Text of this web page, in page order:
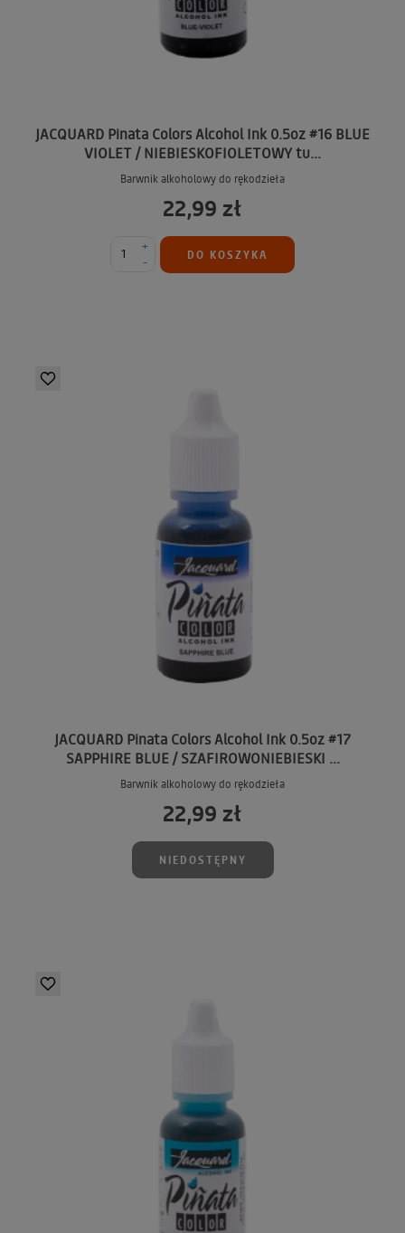
JACQUARD Pinata Colors Alcohol Ink 0.5oz #16 BLUE
VIOLET / NIEBIESKOFIOLETOWY tu...
Barwnik alkoholowy do rękodzieła
22,99 zł
-
+
DO KOSZYKA
JACQUARD Pinata Colors Alcohol Ink 0.5oz #17
SAPPHIRE BLUE / SZAFIROWONIEBIESKI ...
Barwnik alkoholowy do rękodzieła
22,99 zł
NIEDOSTĘPNY